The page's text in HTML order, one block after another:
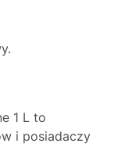
1 L to
i posiadaczy